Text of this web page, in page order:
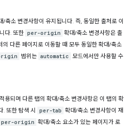
축소 변경사항이 유지됩니다. 즉, 동일한 출처로 이
다. 또한 per-origin 확대/축소 변경사항은 출
의 다른 페이지로 이동할 때 모두 동일한 확대/축소
범위는 automatic 모드에서만 사용할 수
용되며 다른 탭의 확대/축소 변경사항은 이 탭의 확
. 또한 탐색 시
per-tab 확대/축소 변경사항이 재
per-origin 확대/축소 요소가 있는 페이지가 로